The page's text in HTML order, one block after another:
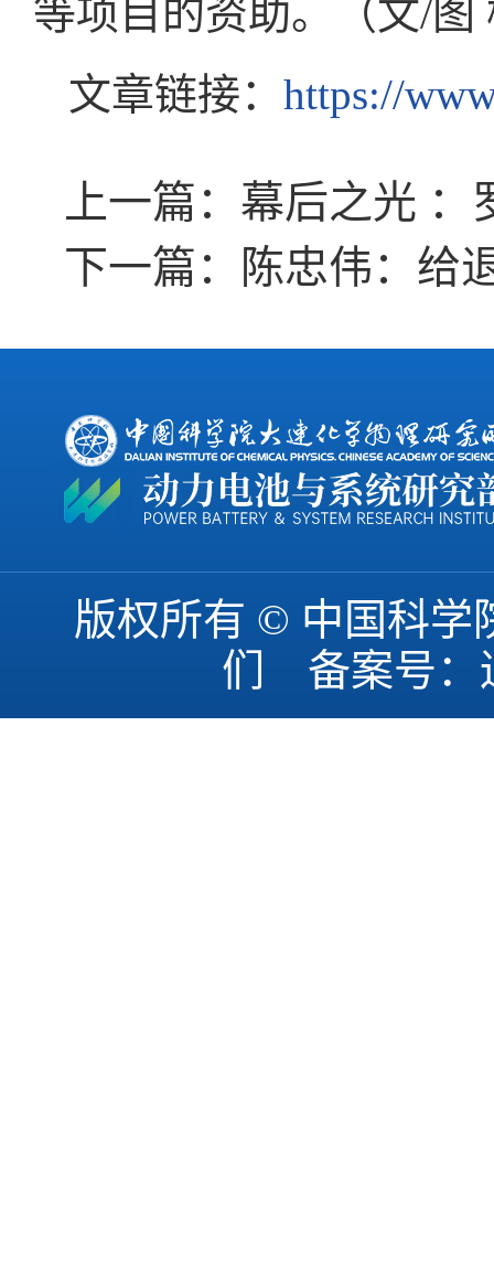
等项目的资助。（文/图
文章链接： https://
上一篇： 幕后之光 ：
下一篇：
陈忠伟：给
版权所有 © 中国科
们 备案号：